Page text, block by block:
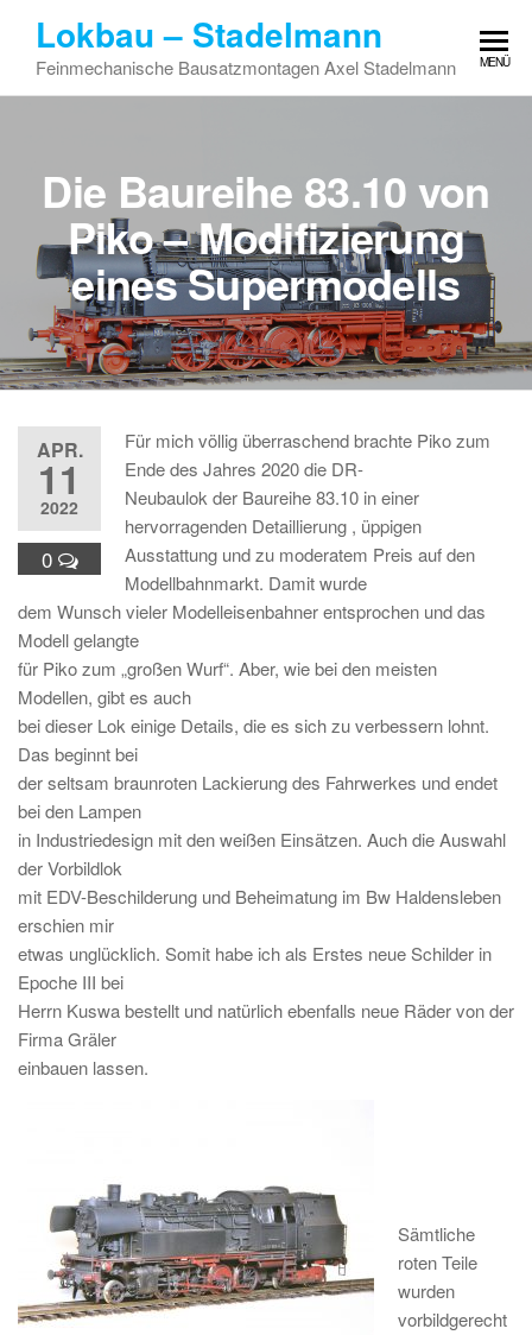
springen
Lokbau – Stadelmann
Feinmechanische Bausatzmontagen Axel Stadelmann MENÜ
Die Baureihe 83.10 von
Piko – Modifizierung
eines Supermodells
APR.
11
2022
0
Für mich völlig überraschend brachte Piko zum
Ende des Jahres 2020 die DR-
Neubaulok der Baureihe 83.10 in einer
hervorragenden Detaillierung , üppigen
Ausstattung und zu moderatem Preis auf den
Modellbahnmarkt. Damit wurde
dem Wunsch vieler Modelleisenbahner entsprochen und das
Modell gelangte
für Piko zum „großen Wurf“. Aber, wie bei den meisten
Modellen, gibt es auch
bei dieser Lok einige Details, die es sich zu verbessern lohnt.
Das beginnt bei
der seltsam braunroten Lackierung des Fahrwerkes und endet
bei den Lampen
in Industriedesign mit den weißen Einsätzen. Auch die Auswahl
der Vorbildlok
mit EDV-Beschilderung und Beheimatung im Bw Haldensleben
erschien mir
etwas unglücklich. Somit habe ich als Erstes neue Schilder in
Epoche III bei
Herrn Kuswa bestellt und natürlich ebenfalls neue Räder von der
Firma Gräler
einbauen lassen.
Sämtliche
roten Teile
wurden
vorbildgerecht